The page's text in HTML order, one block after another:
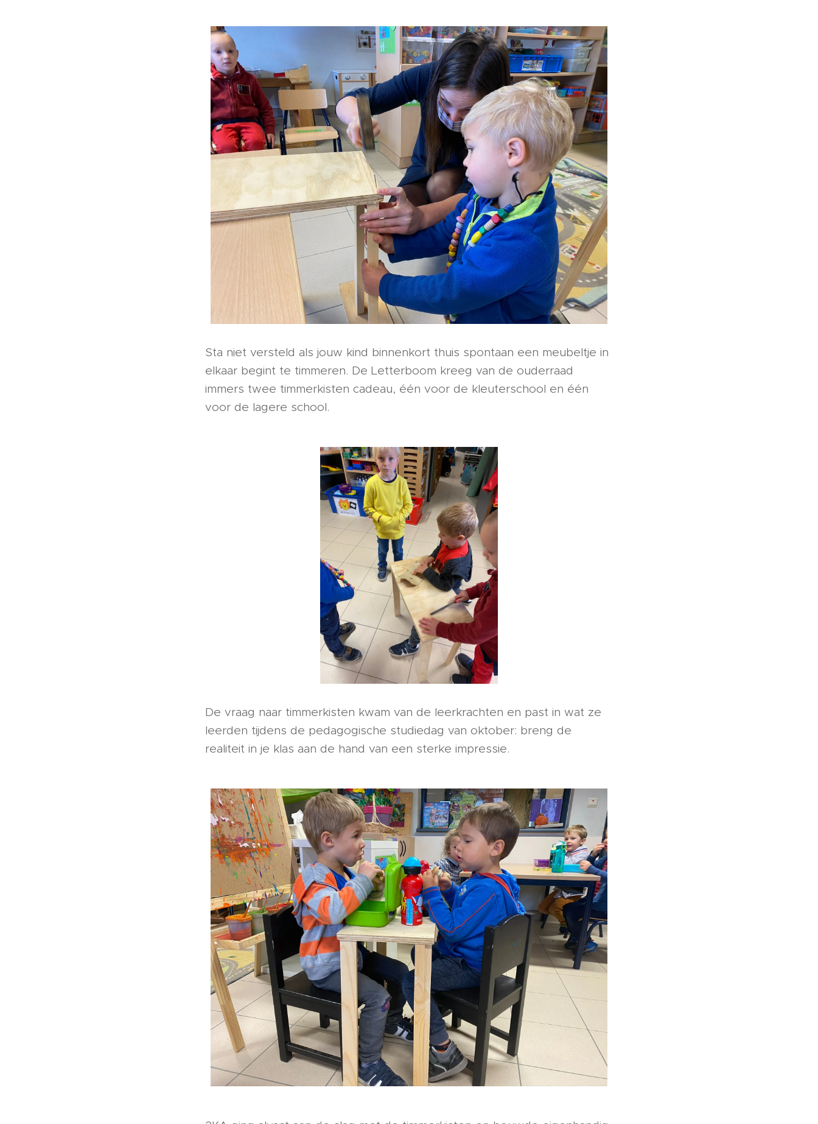
Sta niet versteld als jouw kind binnenkort thuis spontaan een meubeltje in
elkaar begint te timmeren. De Letterboom kreeg van de ouderraad
immers twee timmerkisten cadeau, één voor de kleuterschool en één
voor de lagere school.
De vraag naar timmerkisten kwam van de leerkrachten en past in wat ze
leerden tijdens de pedagogische studiedag van oktober: breng de
realiteit in je klas aan de hand van een sterke impressie.